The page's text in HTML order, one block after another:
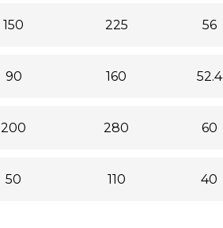
150 225 56
90 160 52.4
200 280 60
50 110 40